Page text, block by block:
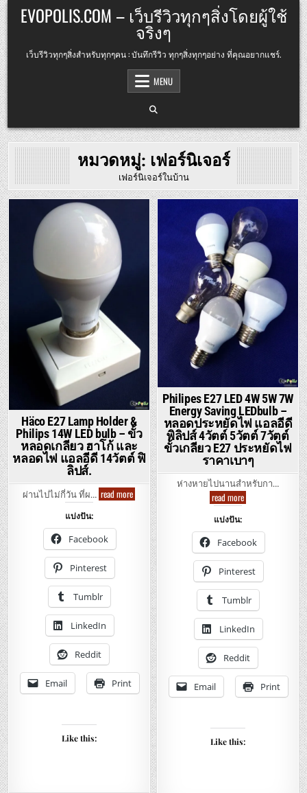
Skip
to
content
EVOPOLIS.COM – เว็บรีวิวทุกๆสิ่งโดยผู้ใช้
จริงๆ
เว็บรีวิวทุกๆสิ่งสำหรับทุกๆคน : บันทึกรีวิว ทุกๆสิ่งทุกๆอย่าง ที่คุณอยากแชร์.
MENU
หมวดหมู่: เฟอร์นิเจอร์
เฟอร์นิเจอร์ในบ้าน
Posted
Häco E27 Lamp Holder &
Philips 14W LED bulb – ขั้ว
หลอดเกลียว ฮาโก้ และ
หลอดไฟ แอลอีดี 14วัตต์ ฟิ
ลิปส์.
ผ่านไปไม่กี่วัน ที่ผ… read moreHäco
E27
Holder
Philips
หลอด
เกลียว
หลอด
อีดี
14วัตต์
ฟิ
ลิ
แบ่งปัน:
Facebook
Pinterest
Tumblr
LinkedIn
Reddit
Email Print
Like this:
Posted
Philipes E27 LED 4W 5W 7W
Energy Saving LEDbulb –
หลอดประหยัดไฟ แอลอีดี
พิลิปส์ 4วัตต์ 5วัตต์ 7วัตต์
ขั้วเกลียว E27 ประหยัดไฟ
ราคาเบาๆ
ห่างหายไปนานสำหรับกา…
read morePhilipes
E27
5W
7W
Energy
Saving
LEDbulb
–
หลอด
ประหยัด
ไฟ
แอ
ล
อีดี
พิ
ลิ
ปส์
4วัตต์
5วัตต์
7วัตต์
ขั้ว
เกลียว
ไฟ
รา
คา
แบ่งปัน:
Facebook
Pinterest
Tumblr
LinkedIn
Reddit
Email Print
Like this: